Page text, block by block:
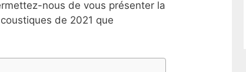
nous de vous présenter la
de 2021 que